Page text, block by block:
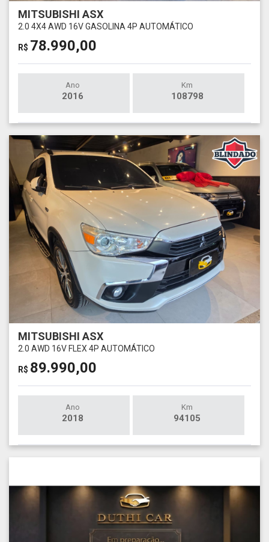
MITSUBISHI ASX
2.0 4X4 AWD 16V GASOLINA 4P AUTOMÁTICO
R$ 78.990,00
Ano
2016
Km
108798
MITSUBISHI ASX
2.0 AWD 16V FLEX 4P AUTOMÁTICO
R$ 89.990,00
Ano
2018
Km
94105